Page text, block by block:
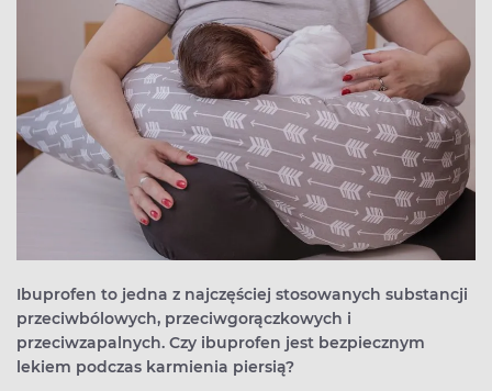
Ibuprofen to jedna z najczęściej stosowanych substancji
przeciwbólowych, przeciwgorączkowych i
przeciwzapalnych. Czy ibuprofen jest bezpiecznym
lekiem podczas karmienia piersią?